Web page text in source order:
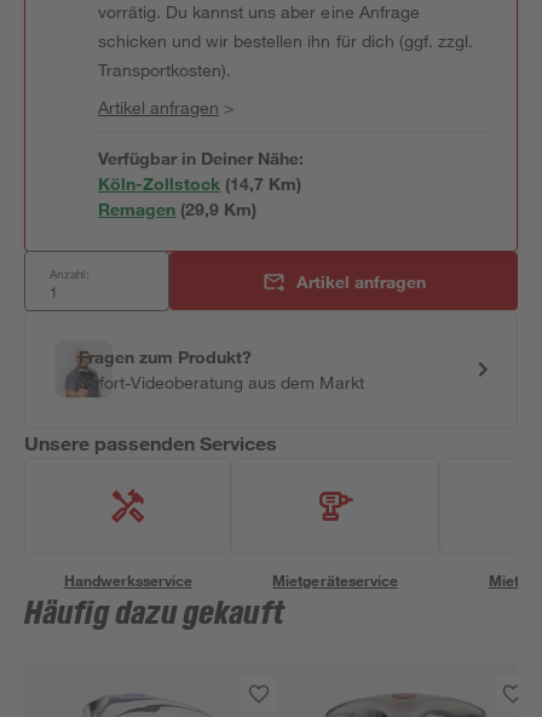
vorrätig. Du kannst uns aber eine Anfrage
schicken und wir bestellen ihn für dich (ggf. zzgl.
Transportkosten).
Artikel anfragen >
Verfügbar in Deiner Nähe:
Köln-Zollstock (14,7 Km)
Remagen (29,9 Km)
Anzahl: Artikel anfragen
Fragen zum Produkt?
Sofort-Videoberatung aus dem Markt
Unsere passenden Services
Handwerksservice Mietgeräteservice
Häufig dazu gekauft